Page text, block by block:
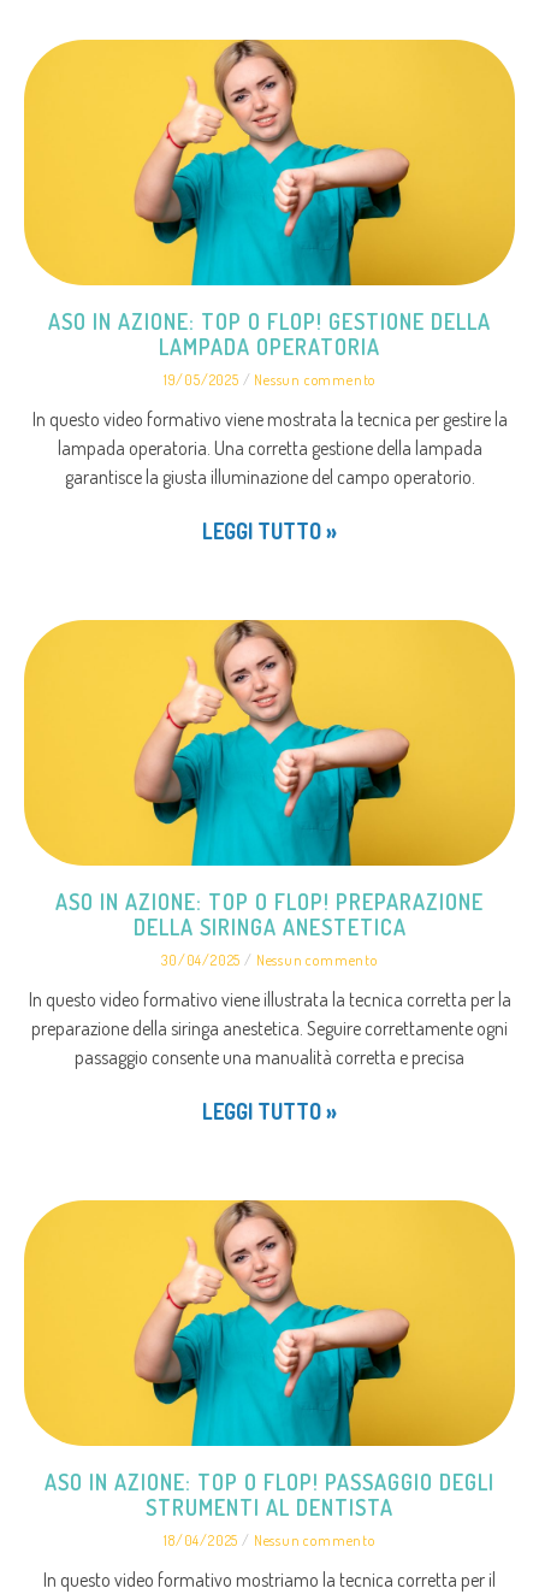
ASO IN AZIONE: TOP O FLOP! GESTIONE DELLA
LAMPADA OPERATORIA
19/05/2025 Nessun commento
In questo video formativo viene mostrata la tecnica per gestire la
lampada operatoria. Una corretta gestione della lampada
garantisce la giusta illuminazione del campo operatorio.
LEGGI TUTTO »
ASO IN AZIONE: TOP O FLOP! PREPARAZIONE
DELLA SIRINGA ANESTETICA
30/04/2025 Nessun commento
In questo video formativo viene illustrata la tecnica corretta per la
preparazione della siringa anestetica. Seguire correttamente ogni
passaggio consente una manualità corretta e precisa
LEGGI TUTTO »
ASO IN AZIONE: TOP O FLOP! PASSAGGIO DEGLI
STRUMENTI AL DENTISTA
18/04/2025 Nessun commento
In questo video formativo mostriamo la tecnica corretta per il